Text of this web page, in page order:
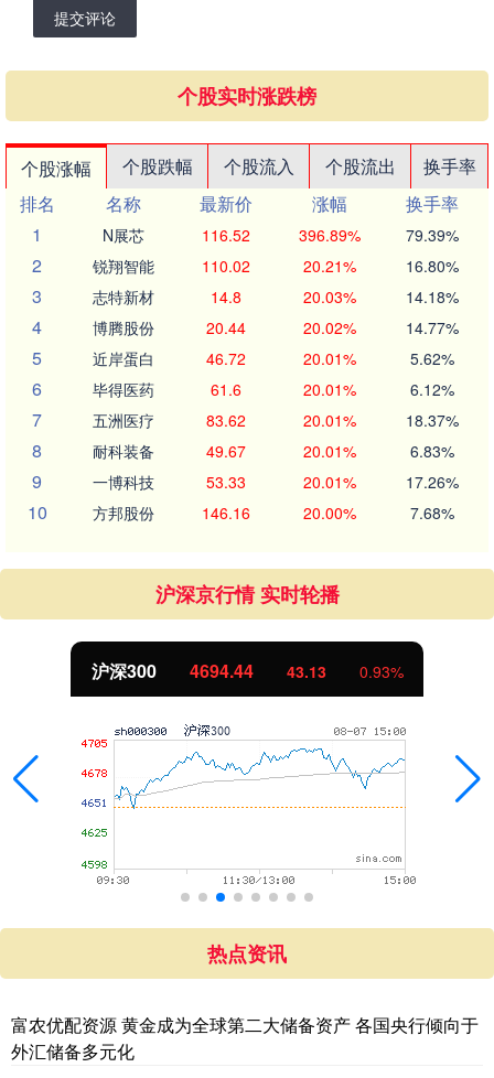
提交评论
个股实时涨跌榜
个股涨幅 个股跌幅 个股流入 个股流出
换手率
排名
名称 最新价 涨幅
换手率
1
N展芯 116.52 396.89% 79.39%
2 锐翔智能 110.02 20.21% 16.80%
3 志特新材 14.8 20.03% 14.18%
4 博腾股份 20.44 20.02% 14.77%
5 近岸蛋白 46.72 20.01% 5.62%
6 毕得医药 61.6 20.01% 6.12%
7 五洲医疗 83.62 20.01% 18.37%
8 耐科装备 49.67 20.01% 6.83%
9 一博科技 53.33 20.01% 17.26%
10 方邦股份 146.16 20.00% 7.68%
沪深京行情 实时轮播
北证50 1134.24
热点资讯
富农优配资源 黄金成为全球第二大储备资产 各国央行倾向于
外汇储备多元化